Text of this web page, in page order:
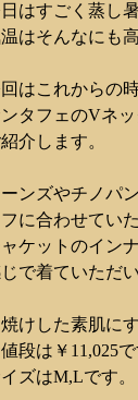
はすごく蒸し
はそんなにも
はこれからの
タフェのVネ
介します。
ンズやチノパ
に合わせてい
ャケットのイン
で着ていただ
焼けした素肌に
段は￥11,025で
ズはM,Lです。